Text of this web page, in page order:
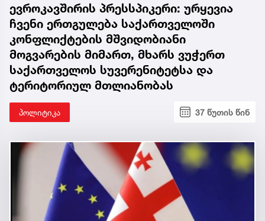
ევროკავშირის პრესსპიკერი: ურყევია
ჩვენი ერთგულება საქართველოში
კონფლიქტების მშვიდობიანი
მოგვარების მიმართ, მხარს ვუჭერთ
საქართველოს სუვერენიტეტსა და
ტერიტორიულ მთლიანობას
პოლიტიკა 37 წუთის წინ